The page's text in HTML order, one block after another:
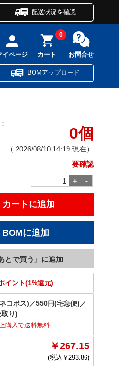
配送状況を確認
イページ カート
0
お問合せ
BOMアップロード
0個
（ 2026/08/10 14:19 現在）
要確認
イント(1%還元)
コポス) ／550円(宅急便) ／
り)
購入で送料無料
￥267.15
(税込￥ 293.86)